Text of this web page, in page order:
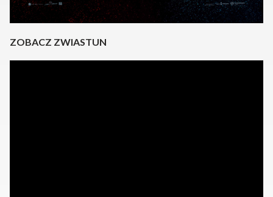
ZOBACZ ZWIASTUN